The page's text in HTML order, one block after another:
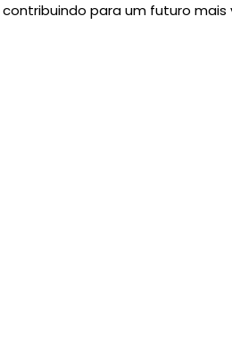
para um futuro mais